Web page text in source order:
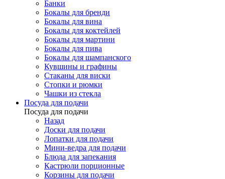
Банки
Бокалы для бренди
Бокалы для вина
Бокалы для коктейлей
Бокалы для мартини
Бокалы для пива
Бокалы для шампанского
Кувшины и графины
Стаканы для виски
Стопки и рюмки
Чашки из стекла
Посуда для подачи
Посуда для подачи
Назад
Доски для подачи
Лопатки для подачи
Мини-ведра для подачи
Блюда для запекания
Кастрюли порционные
Корзины для подачи